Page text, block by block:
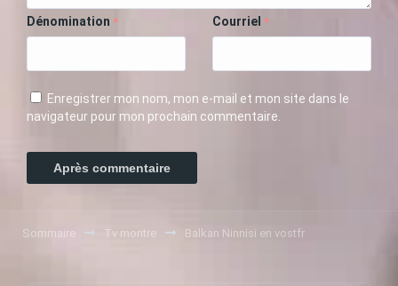
Dénomination * Courriel *
Enregistrer mon nom, mon e-mail et mon site dans le
navigateur pour mon prochain commentaire.
Sommaire Tv montre Balkan Ninnisi en vostfr